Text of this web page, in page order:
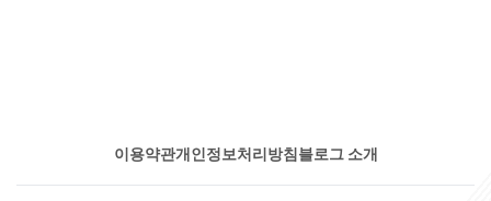
이용약관개인정보처리방침 블로그 소개